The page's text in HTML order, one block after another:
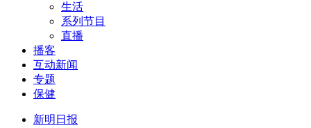
生活
系列节目
直播
播客
互动新闻
专题
保健
新明日报